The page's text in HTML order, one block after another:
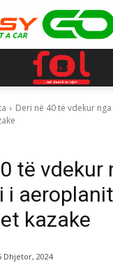
Deri në 40 të vdekur
të vdekur
i
kazake
Dhjetor, 2024